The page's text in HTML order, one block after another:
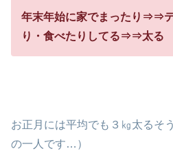
年末年始に家でまったり⇒⇒
り・食べたりしてる⇒⇒太る
お正月には平均でも３㎏太るそ
の一人です…）